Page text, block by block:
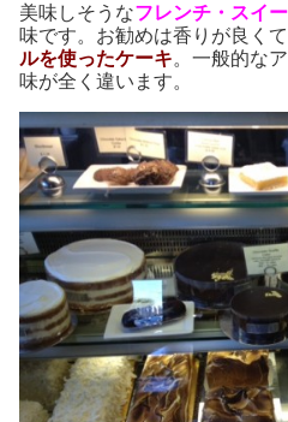
美味しそうなフレンチ・スイ
味です。お勧めは香りが良くて
ルを使ったケーキ。 一般的な
味が全く違います。